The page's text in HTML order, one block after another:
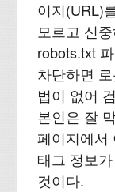
이지(URL)
모르고 신
robots.txt
차단하면
법이 없어
본인은 잘
페이지에서
태그 정보
것이다.